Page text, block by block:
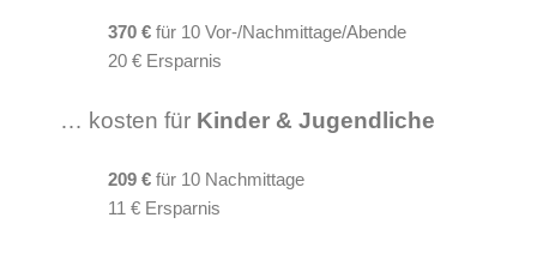
370 € für 10 Vor-/Nachmittage/Abende
20 € Ersparnis
… kosten für Kinder & Jugendliche
209 € für 10 Nachmittage
11 € Ersparnis